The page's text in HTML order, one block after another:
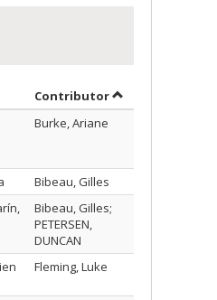
by author in descending order
Contributorby contributor
Burke, Ariane
Bibeau, Gilles
Bibeau, Gilles;
PETERSEN,
DUNCAN
Fleming, Luke